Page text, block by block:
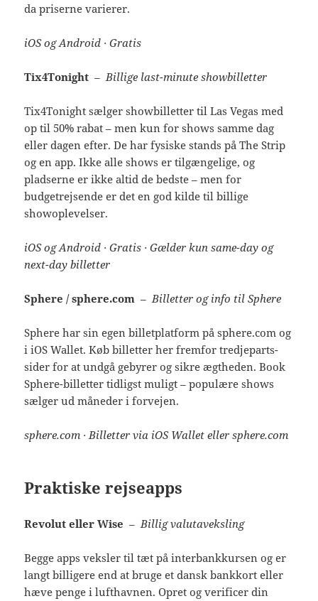
da priserne varierer.
iOS og Android · Gratis
Tix4Tonight – Billige last-minute showbilletter
Tix4Tonight sælger showbilletter til Las Vegas med
op til 50% rabat – men kun for shows samme dag
eller dagen efter. De har fysiske stands på The Strip
og en app. Ikke alle shows er tilgængelige, og
pladserne er ikke altid de bedste – men for
budgetrejsende er det en god kilde til billige
showoplevelser.
iOS og Android · Gratis · Gælder kun same-day og
next-day billetter
Sphere / sphere.com – Billetter og info til Sphere
Sphere har sin egen billetplatform på sphere.com og
i iOS Wallet. Køb billetter her fremfor tredjeparts-
sider for at undgå gebyrer og sikre ægtheden. Book
Sphere-billetter tidligst muligt – populære shows
sælger ud måneder i forvejen.
sphere.com · Billetter via iOS Wallet eller sphere.com
Praktiske rejseapps
Revolut eller Wise – Billig valutaveksling
Begge apps veksler til tæt på interbankkursen og er
langt billigere end at bruge et dansk bankkort eller
hæve penge i lufthavnen. Opret og verificer din